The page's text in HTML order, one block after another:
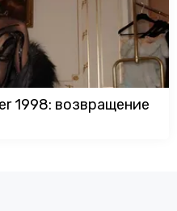
1998: возвращение